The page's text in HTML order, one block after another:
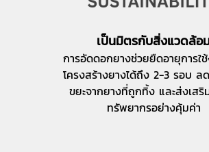
เป็นมิตรกับสิ่งแวดล้อ
การอัดดอกยางช่วยยืดอายุการใ
โครงสร้างยางได้ถึง 2-3 รอบ
ขยะจากยางที่ถูกทิ้ง และส่งเสริ
ทรัพยากรอย่างคุ้มค่า